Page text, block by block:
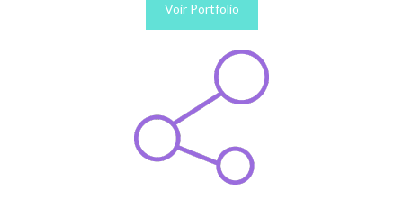
Voir Portfolio